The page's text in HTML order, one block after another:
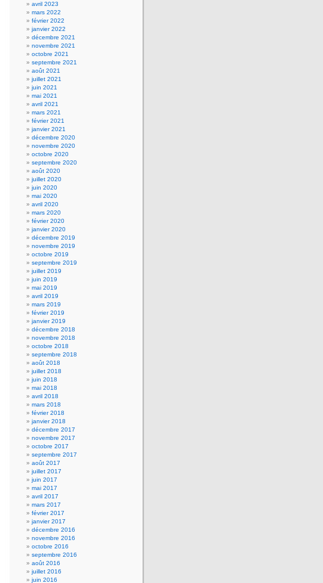
avril 2023
mars 2022
février 2022
janvier 2022
décembre 2021
novembre 2021
octobre 2021
septembre 2021
août 2021
juillet 2021
juin 2021
mai 2021
avril 2021
mars 2021
février 2021
janvier 2021
décembre 2020
novembre 2020
octobre 2020
septembre 2020
août 2020
juillet 2020
juin 2020
mai 2020
avril 2020
mars 2020
février 2020
janvier 2020
décembre 2019
novembre 2019
octobre 2019
septembre 2019
juillet 2019
juin 2019
mai 2019
avril 2019
mars 2019
février 2019
janvier 2019
décembre 2018
novembre 2018
octobre 2018
septembre 2018
août 2018
juillet 2018
juin 2018
mai 2018
avril 2018
mars 2018
février 2018
janvier 2018
décembre 2017
novembre 2017
octobre 2017
septembre 2017
août 2017
juillet 2017
juin 2017
mai 2017
avril 2017
mars 2017
février 2017
janvier 2017
décembre 2016
novembre 2016
octobre 2016
septembre 2016
août 2016
juillet 2016
juin 2016